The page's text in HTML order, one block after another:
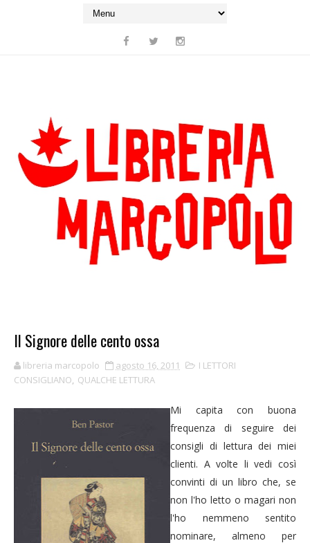
Il Signore delle cento ossa
libreria marcopolo agosto 16, 2011
I LETTORI
CONSIGLIANO, QUALCHE LETTURA
Mi capita con buona
frequenza di seguire dei
consigli di lettura dei miei
clienti. A volte li vedi così
convinti di un libro che, se
non l'ho letto o magari non
l'ho nemmeno sentito
nominare, almeno per